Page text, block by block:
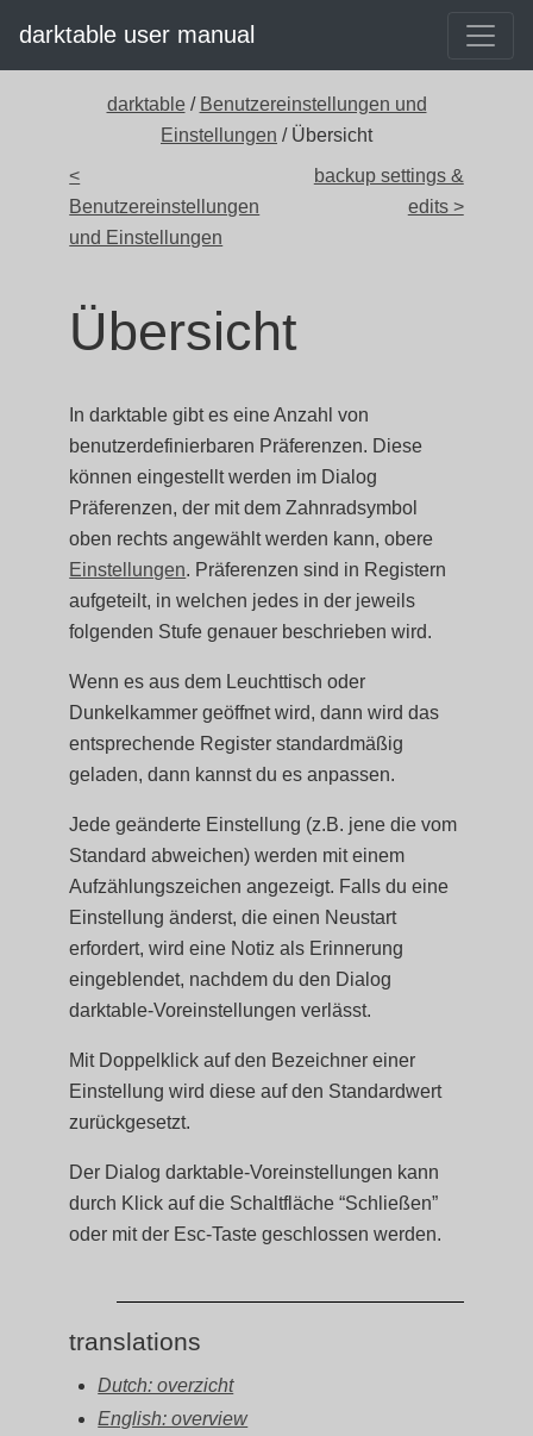
darktable user manual
darktable / Benutzereinstellungen und
Einstellungen / Übersicht
<
Benutzereinstellungen
und Einstellungen
backup settings &
edits >
Übersicht
In darktable gibt es eine Anzahl von
benutzerdefinierbaren Präferenzen. Diese
können eingestellt werden im Dialog
Präferenzen, der mit dem Zahnradsymbol
oben rechts angewählt werden kann, obere
Einstellungen. Präferenzen sind in Registern
aufgeteilt, in welchen jedes in der jeweils
folgenden Stufe genauer beschrieben wird.
Wenn es aus dem Leuchttisch oder
Dunkelkammer geöffnet wird, dann wird das
entsprechende Register standardmäßig
geladen, dann kannst du es anpassen.
Jede geänderte Einstellung (z.B. jene die vom
Standard abweichen) werden mit einem
Aufzählungszeichen angezeigt. Falls du eine
Einstellung änderst, die einen Neustart
erfordert, wird eine Notiz als Erinnerung
eingeblendet, nachdem du den Dialog
darktable-Voreinstellungen verlässt.
Mit Doppelklick auf den Bezeichner einer
Einstellung wird diese auf den Standardwert
zurückgesetzt.
Der Dialog darktable-Voreinstellungen kann
durch Klick auf die Schaltfläche “Schließen”
oder mit der Esc-Taste geschlossen werden.
translations
Dutch: overzicht
English: overview